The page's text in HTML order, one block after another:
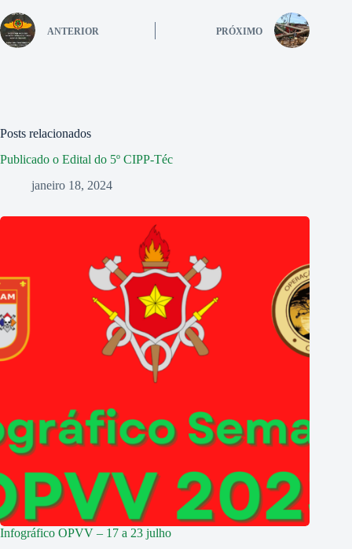
ANTERIOR PRÓXIMO
Posts relacionados
Publicado o Edital do 5º CIPP-Téc
janeiro 18, 2024
Infográfico OPVV – 17 a 23 julho